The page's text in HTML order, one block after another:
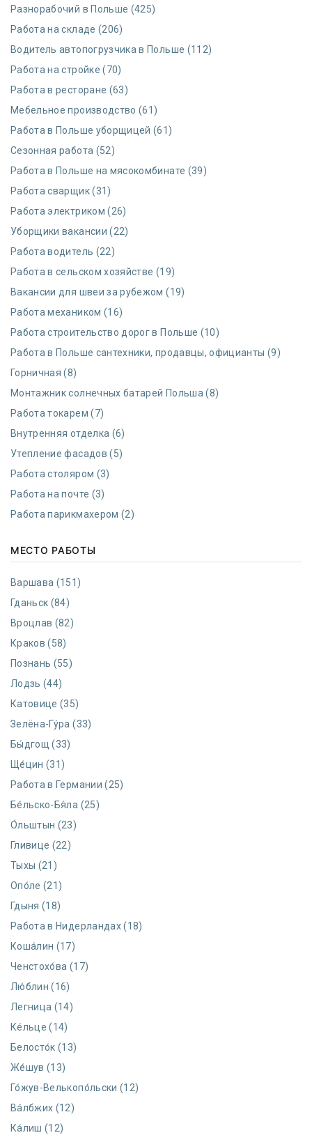
Разнорабочий в Польше (425)
Работа на складе (206)
Водитель автопогрузчика в Польше (112)
Работа на стройке (70)
Работа в ресторане (63)
Мебельное производство (61)
Работа в Польше уборщицей (61)
Сезонная работа (52)
Работа в Польше на мясокомбинате (39)
Работа сварщик (31)
Работа электриком (26)
Уборщики вакансии (22)
Работа водитель (22)
Работа в сельском хозяйстве (19)
Вакансии для швеи за рубежом (19)
Работа механиком (16)
Работа строительство дорог в Польше (10)
Работа в Польше сантехники, продавцы, официанты (9)
Горничная (8)
Монтажник солнечных батарей Польша (8)
Работа токарем (7)
Внутренняя отделка (6)
Утепление фасадов (5)
Работа столяром (3)
Работа на почте (3)
Работа парикмахером (2)
МЕСТО РАБОТЫ
Варшава (151)
Гданьск (84)
Вроцлав (82)
Краков (58)
Познань (55)
Лодзь (44)
Катовице (35)
Зелёна-Гу́ра (33)
Бы́дгощ (33)
Ще́цин (31)
Работа в Германии (25)
Бе́льско-Бя́ла (25)
О́льштын (23)
Гливице (22)
Тыхы (21)
Опо́ле (21)
Гдыня (18)
Работа в Нидерландах (18)
Коша́лин (17)
Ченстохо́ва (17)
Лю́блин (16)
Легница (14)
Ке́льце (14)
Белосто́к (13)
Же́шув (13)
Го́жув-Велькопо́льски (12)
Ва́лбжих (12)
Ка́лиш (12)